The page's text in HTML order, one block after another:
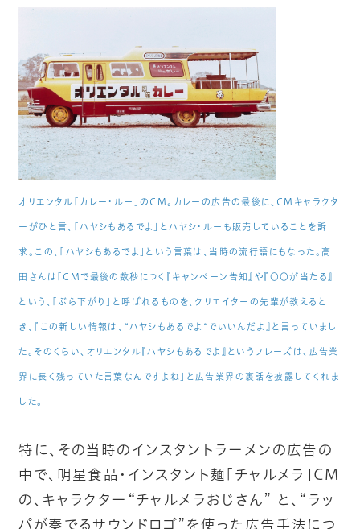
オリエンタル「カレー・ルー」のCM。カレーの広告の最後に、CMキャラクタ
ーがひと言、「ハヤシもあるでよ」とハヤシ・ルーも販売していることを訴
求。この、「ハヤシもあるでよ」という言葉は、当時の流行語にもなった。高
田さんは「CMで最後の数秒につく『キャンペーン告知』や『〇〇が当たる』
という、「ぶら下がり」と呼ばれるものを、クリエイターの先輩が教えると
き、『この新しい情報は、“ハヤシもあるでよ“でいいんだよ』と言っていまし
た。そのくらい、オリエンタル『ハヤシもあるでよ』というフレーズは、広告業
界に長く残っていた言葉なんですよね」と広告業界の裏話を披露してくれま
した。
特に、その当時のインスタントラーメンの広告の
中で、明星食品・インスタント麺「チャルメラ」CM
の、キャラクター“チャルメラおじさん” と、“ラッ
パが奏でるサウンドロゴ”を使った広告手法につ